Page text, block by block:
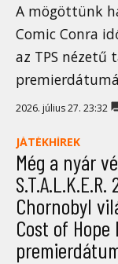
A mögöttünk
Comic Conra
az TPS
2026. július 27. 23:32
JÁTÉKHÍREK
Még a nyár
Chornobyl
Cost of Hope